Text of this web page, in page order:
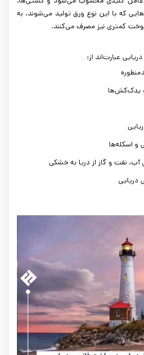
که با این نوع ورق تولید می‌شوند، به
کمتری نیز مصرف می‌کنند.
عبارت‌اند از:
یدک‌کش‌ها
اسکله‌ها
آب، نفت و گاز از دریا به خشکی
دریایی